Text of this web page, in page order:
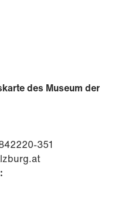
des Museum der
351